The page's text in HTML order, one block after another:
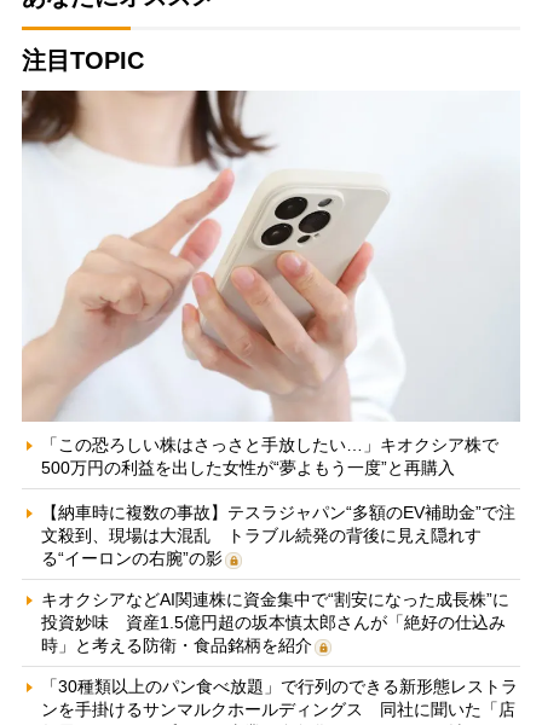
注目TOPIC
「この恐ろしい株はさっさと手放したい…」キオクシア株で
500万円の利益を出した女性が“夢よもう一度”と再購入
【納車時に複数の事故】テスラジャパン“多額のEV補助金”で注
文殺到、現場は大混乱 トラブル続発の背後に見え隠れす
る“イーロンの右腕”の影
キオクシアなどAI関連株に資金集中で“割安になった成長株”に
投資妙味 資産1.5億円超の坂本慎太郎さんが「絶好の仕込み
時」と考える防衛・食品銘柄を紹介
「30種類以上のパン食べ放題」で行列のできる新形態レストラ
ンを手掛けるサンマルクホールディングス 同社に聞いた「店